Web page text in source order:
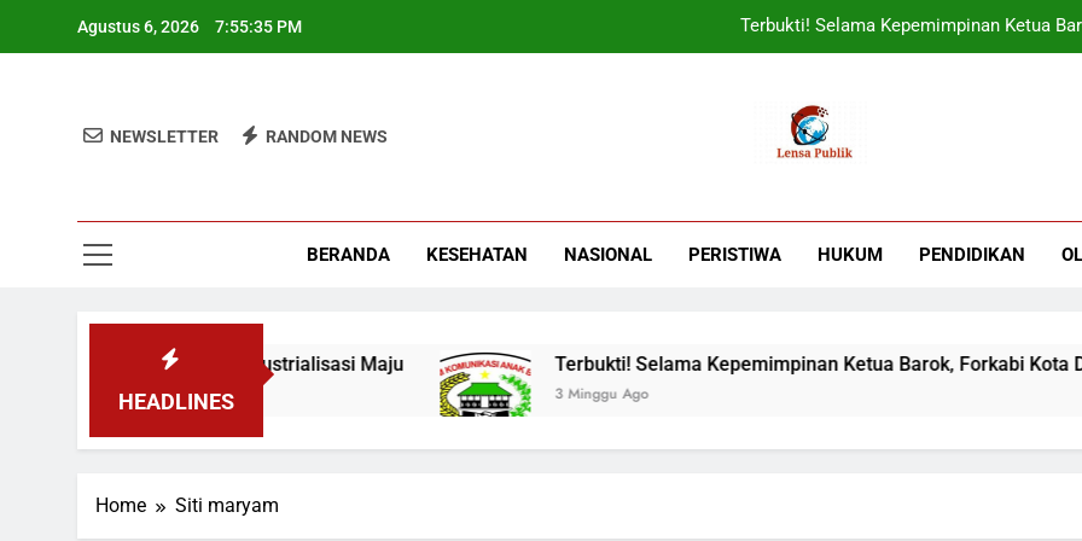
Agustus 6, 2026 7:55:35 PM Terbukti! Selama Kepemimpinan Ketua
PT Tirta Asasta Depok Kembali Raih Anugrah
NEWSLETTER RANDOM NEWS
BERANDA KESEHATAN NASIONAL PERISTIWA HUKUM PENDIDIKAN
HEADLINES
Wamen: Optimis Industrialisasi Maju Terbukti! Selama Kepemimpinan Ketua Barok, Forkabi Kota
3 Minggu Ago
Home Siti maryam